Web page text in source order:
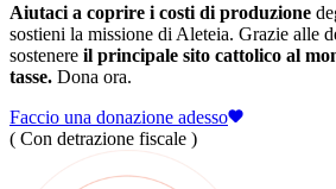
Aiutaci a coprire i costi di produzione
sostieni la missione di Aleteia. Grazie alle
sostenere il principale sito cattolico al
tasse. Dona ora.
Faccio una donazione adesso
( Con detrazione fiscale )